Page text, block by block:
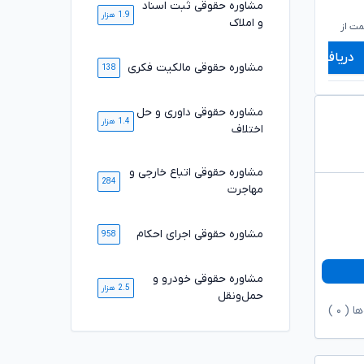
از
تومان
۴۹۹,۰۰۰تومان
دریافت مشاوره
۶۰۰,۰۰۰
۴۹۹,۰۰۰
دریافت مشاوره
( ۰
مشاوره حقوقی ثبت اسناد
و املاک
1.9 هزار
مشاوره حقوقی مالکیت فکری 138
مشاوره حقوقی داوری و حل
اختلاف
1.4 هزار
مشاوره حقوقی اتباع خارجی و
مهاجرت
284
مشاوره حقوقی اجرای احکام 958
مشاوره حقوقی خودرو و
حمل‌ونقل
2.5 هزار